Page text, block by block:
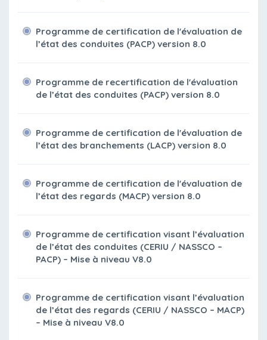
Programme de certification de l'évaluation de
l’état des conduites (PACP) version 8.0
Programme de recertification de l'évaluation
de l’état des conduites (PACP) version 8.0
Programme de certification de l'évaluation de
l’état des branchements (LACP) version 8.0
Programme de certification de l'évaluation de
l’état des regards (MACP) version 8.0
Programme de certification visant l’évaluation
de l’état des conduites (CERIU / NASSCO –
PACP) – Mise à niveau V8.0
Programme de certification visant l’évaluation
de l’état des regards (CERIU / NASSCO – MACP)
– Mise à niveau V8.0